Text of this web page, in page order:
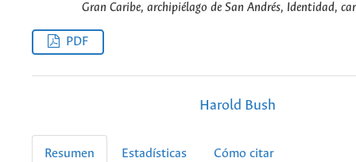
Gran Caribe, archipiélago de San Andrés, Identidad,
PDF
Harold Bush
Resumen Estadísticas Cómo citar